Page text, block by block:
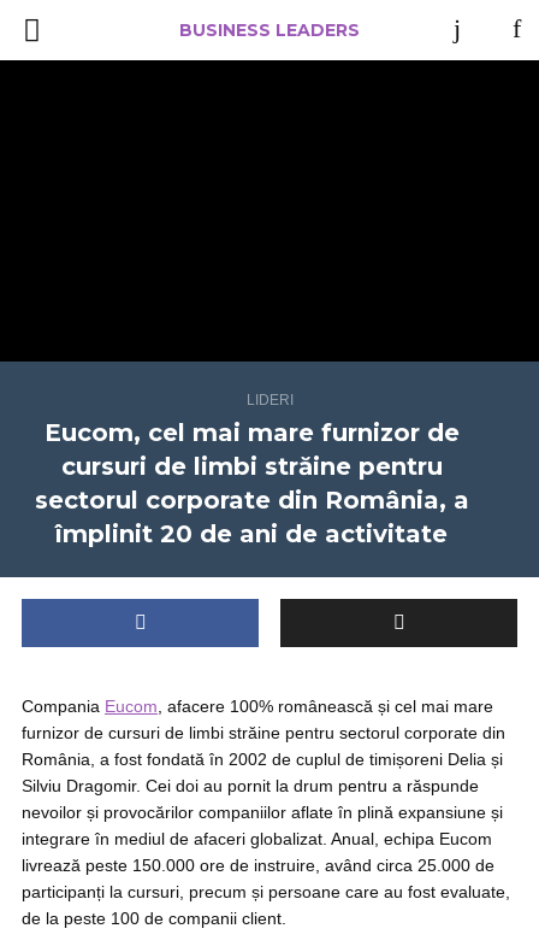
BUSINESS LEADERS
LIDERI
Eucom, cel mai mare furnizor de
cursuri de limbi străine pentru
sectorul corporate din România, a
împlinit 20 de ani de activitate
Compania Eucom , afacere 100% românească și cel mai mare
furnizor de cursuri de limbi străine pentru sectorul corporate din
România, a fost fondată în 2002 de cuplul de timișoreni Delia și
Silviu Dragomir. Cei doi au pornit la drum pentru a răspunde
nevoilor și provocărilor companiilor aflate în plină expansiune și
integrare în mediul de afaceri globalizat. Anual, echipa Eucom
livrează peste 150.000 ore de instruire, având circa 25.000 de
participanți la cursuri, precum și persoane care au fost evaluate,
de la peste 100 de companii client.